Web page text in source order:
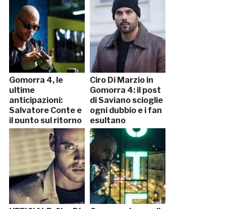
Gomorra 4, le
ultime
anticipazioni:
Salvatore Conte e
il punto sul ritorno
di Ciro
Ciro Di Marzio in
Gomorra 4: il post
di Saviano scioglie
ogni dubbio e i fan
esultano